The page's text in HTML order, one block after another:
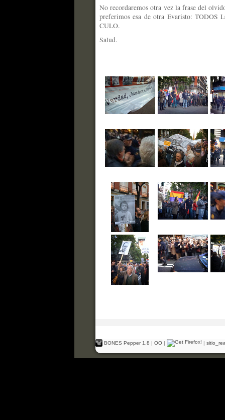
No recordaremos otra vez la frase del
preferimos esa de otra Evaristo:
CULO.
Salud.
BONES Pepper 1.8 | OO | |